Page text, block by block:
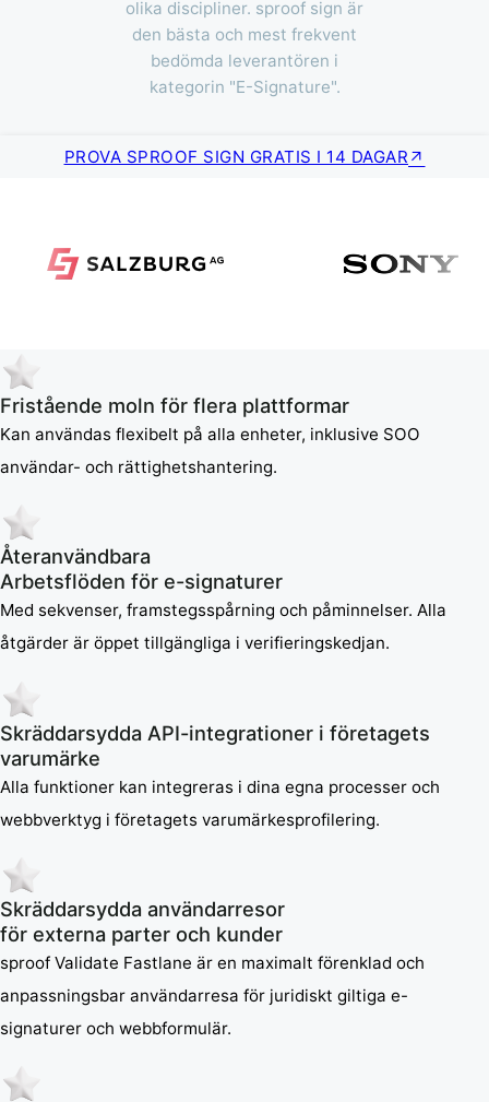
olika discipliner. sproof sign är
den bästa och mest frekvent
bedömda leverantören i
kategorin "E-Signature".
PROVA SPROOF SIGN GRATIS I 14 DAGAR
Fristående moln för flera plattformar
Kan användas flexibelt på alla enheter, inklusive SOO
användar- och rättighetshantering.
Återanvändbara
Arbetsflöden för e-signaturer
Med sekvenser, framstegsspårning och påminnelser. Alla
åtgärder är öppet tillgängliga i verifieringskedjan.
Skräddarsydda API-integrationer i företagets
varumärke
Alla funktioner kan integreras i dina egna processer och
webbverktyg i företagets varumärkesprofilering.
Skräddarsydda användarresor
för externa parter och kunder
sproof Validate Fastlane är en maximalt förenklad och
anpassningsbar användarresa för juridiskt giltiga e-
signaturer och webbformulär.